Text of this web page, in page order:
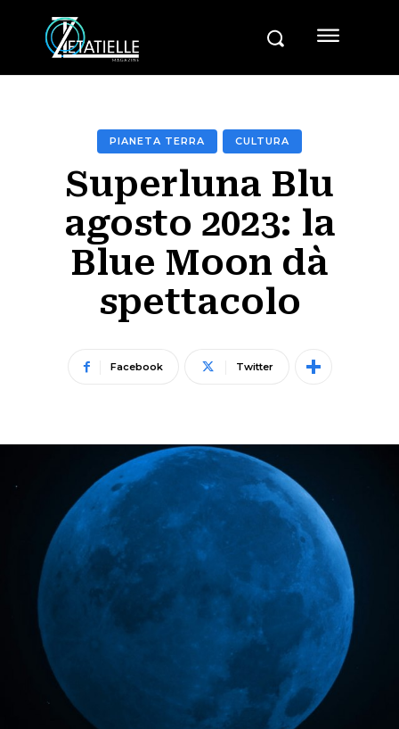
PIANETA TERRA CULTURA
Superluna Blu
agosto 2023: la
Blue Moon dà
spettacolo
Facebook Twitter